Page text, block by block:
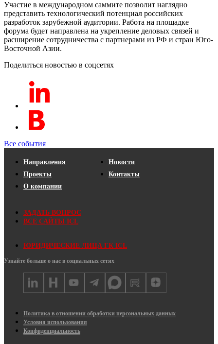
Участие в международном саммите позволит наглядно
представить технологический потенциал российских
разработок зарубежной аудитории. Работа на площадке
форума будет направлена на укрепление деловых связей и
расширение сотрудничества с партнерами из РФ и стран Юго-
Восточной Азии.
Поделиться новостью в соцсетях
Все события
Направления
Проекты
О компании
Новости
Контакты
ЗАДАТЬ ВОПРОС
ВСЕ САЙТЫ ICL
ЮРИДИЧЕСКИЕ ЛИЦА ГК ICL
Узнайте больше о нас в социальных сетях
Политика в отношении обработки персональных данных
Условия использования
Конфиденциальность